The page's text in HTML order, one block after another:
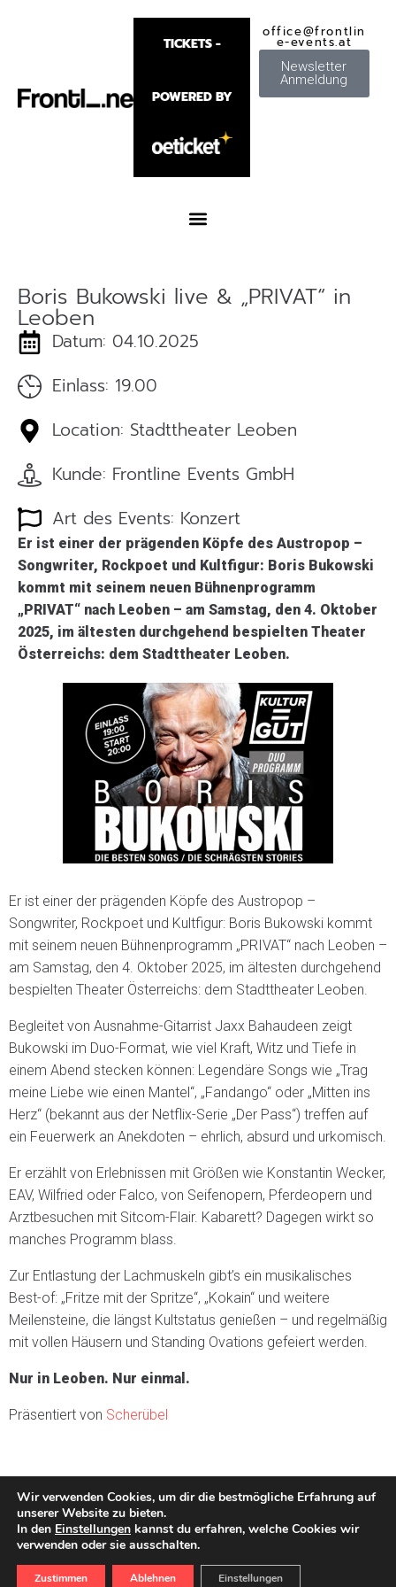
TICKETS -
POWERED BY
office@frontlin
e-events.at
Newsletter
Anmeldung
Boris Bukowski live & „PRIVAT“ in
Leoben
Datum: 04.10.2025
Einlass: 19.00
Location: Stadttheater Leoben
Kunde: Frontline Events GmbH
Art des Events: Konzert
Er ist einer der prägenden Köpfe des Austropop –
Songwriter, Rockpoet und Kultfigur: Boris Bukowski
kommt mit seinem neuen Bühnenprogramm
„PRIVAT“ nach Leoben – am Samstag, den 4. Oktober
2025, im ältesten durchgehend bespielten Theater
Österreichs: dem Stadttheater Leoben.
Er ist einer der prägenden Köpfe des Austropop –
Songwriter, Rockpoet und Kultfigur: Boris Bukowski kommt
mit seinem neuen Bühnenprogramm „PRIVAT“ nach Leoben –
am Samstag, den 4. Oktober 2025, im ältesten durchgehend
bespielten Theater Österreichs: dem Stadttheater Leoben.
Begleitet von Ausnahme-Gitarrist Jaxx Bahaudeen zeigt
Bukowski im Duo-Format, wie viel Kraft, Witz und Tiefe in
einem Abend stecken können: Legendäre Songs wie „Trag
meine Liebe wie einen Mantel“, „Fandango“ oder „Mitten ins
Herz“ (bekannt aus der Netflix-Serie „Der Pass“) treffen auf
ein Feuerwerk an Anekdoten – ehrlich, absurd und urkomisch.
Er erzählt von Erlebnissen mit Größen wie Konstantin Wecker,
EAV, Wilfried oder Falco, von Seifenopern, Pferdeopern und
Arztbesuchen mit Sitcom-Flair. Kabarett? Dagegen wirkt so
manches Programm blass.
Zur Entlastung der Lachmuskeln gibt’s ein musikalisches
Best-of: „Fritze mit der Spritze“, „Kokain“ und weitere
Meilensteine, die längst Kultstatus genießen – und regelmäßig
mit vollen Häusern und Standing Ovations gefeiert werden.
Nur in Leoben. Nur einmal.
Präsentiert von Scherübel
Impressum Datenschutzerklärung AGB
© Frontline Event GmbH 2026
Wir verwenden Cookies, um dir die bestmögliche Erfahrung auf
unserer Website zu bieten.
In den Einstellungen kannst du erfahren, welche Cookies wir
verwenden oder sie ausschalten.
Zustimmen Ablehnen Einstellungen